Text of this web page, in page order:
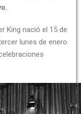
King nació el 15 de
lunes de enero